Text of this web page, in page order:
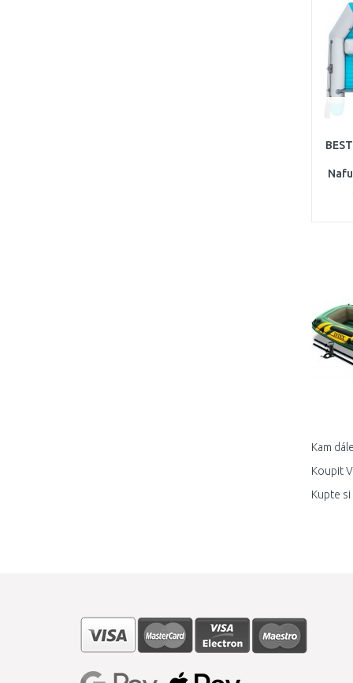
Kam
Koupit
Kupte